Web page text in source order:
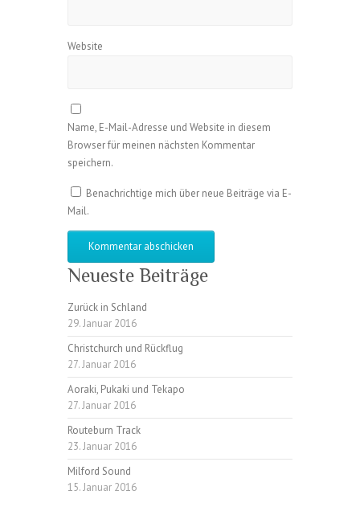
Website
Name, E-Mail-Adresse und Website in diesem
Browser für meinen nächsten Kommentar
speichern.
Benachrichtige mich über neue Beiträge via E-
Mail.
Neueste Beiträge
Zurück in Schland
29. Januar 2016
Christchurch und Rückflug
27. Januar 2016
Aoraki, Pukaki und Tekapo
27. Januar 2016
Routeburn Track
23. Januar 2016
Milford Sound
15. Januar 2016